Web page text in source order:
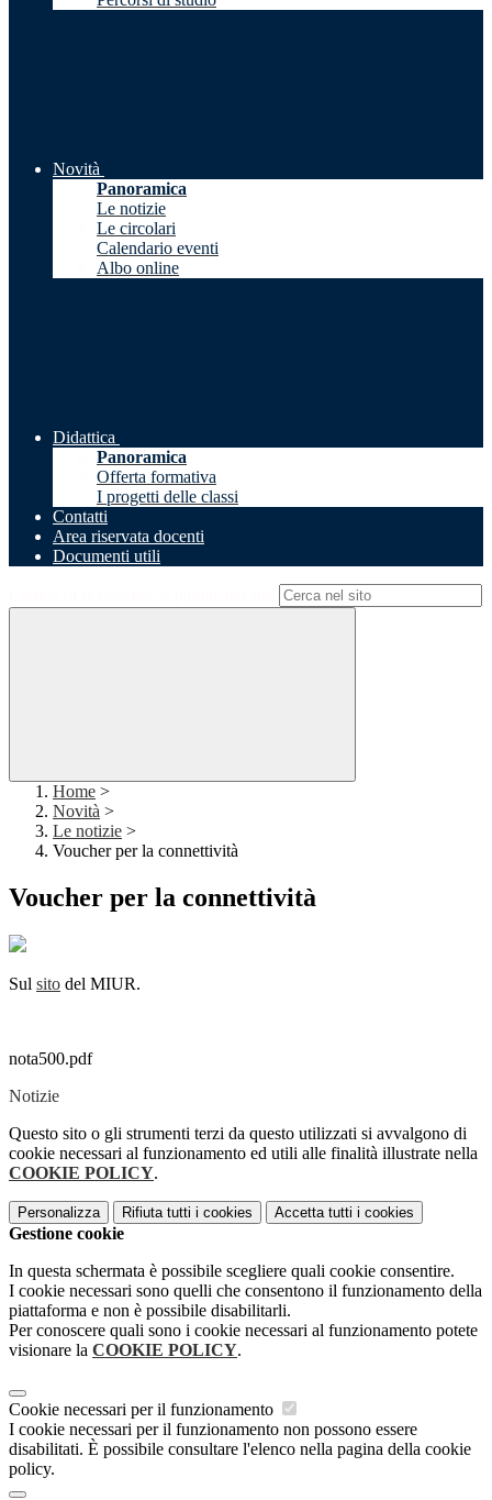
Novità
Panoramica
Le notizie
Le circolari
Calendario eventi
Albo online
Didattica
Panoramica
Offerta formativa
I progetti delle classi
Contatti
Area riservata docenti
Documenti utili
Home >
Novità >
Le notizie >
Voucher per la connettività
Voucher per la connettività
Sul sito del MIUR.
nota500.pdf
Notizie
Questo sito o gli strumenti terzi da questo utilizzati si avvalgono di
cookie necessari al funzionamento ed utili alle finalità illustrate nella
COOKIE POLICY.
Personalizza Rifiuta tutti i cookies Accetta tutti i cookies
Gestione cookie
In questa schermata è possibile scegliere quali cookie consentire.
I cookie necessari sono quelli che consentono il funzionamento della
piattaforma e non è possibile disabilitarli.
Per conoscere quali sono i cookie necessari al funzionamento potete
visionare la COOKIE POLICY.
Cookie necessari per il funzionamento
I cookie necessari per il funzionamento non possono essere
disabilitati. È possibile consultare l'elenco nella pagina della cookie
policy.